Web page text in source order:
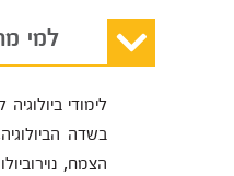
למי
לימודי
בשדה
הצמח,